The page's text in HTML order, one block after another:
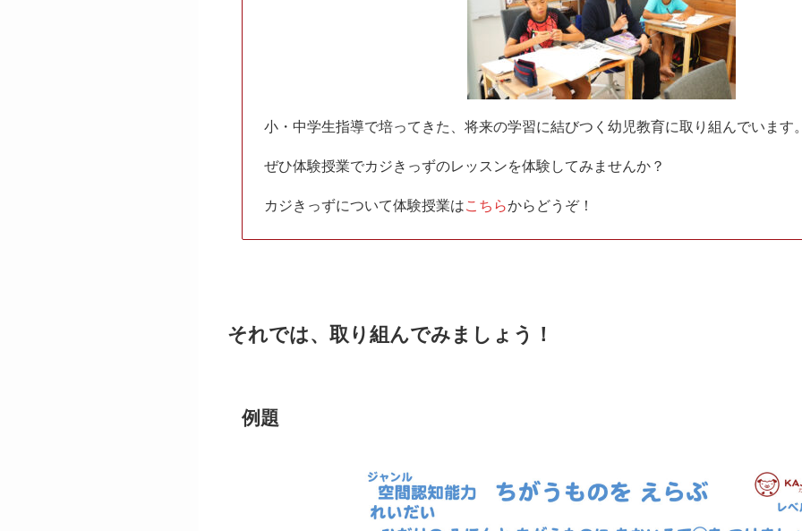
小・中学生指導で培ってきた、将来の学習に結びつく幼児教育に取り組んでいます
ぜひ体験授業でカジきっずのレッスンを体験してみませんか？
カジきっずについて体験授業はこちらからどうぞ！
それでは、取り組んでみましょう！
例題